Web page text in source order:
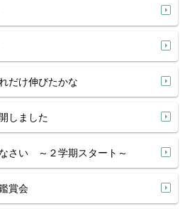
だけ伸びたかな
しました
さい ～２学期スタート～
賞会